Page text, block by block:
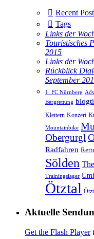
Recent
Tags
Links der
Touristisches
2015
Links der
Rückblick
September
1. FC Nürnberg
Bergrettung
Klettern Konzert
Mountainbike
Obergurgl
Radfahren
Sölden
Trainingslager
Ötztal
Aktuelle
Get the Flash Player